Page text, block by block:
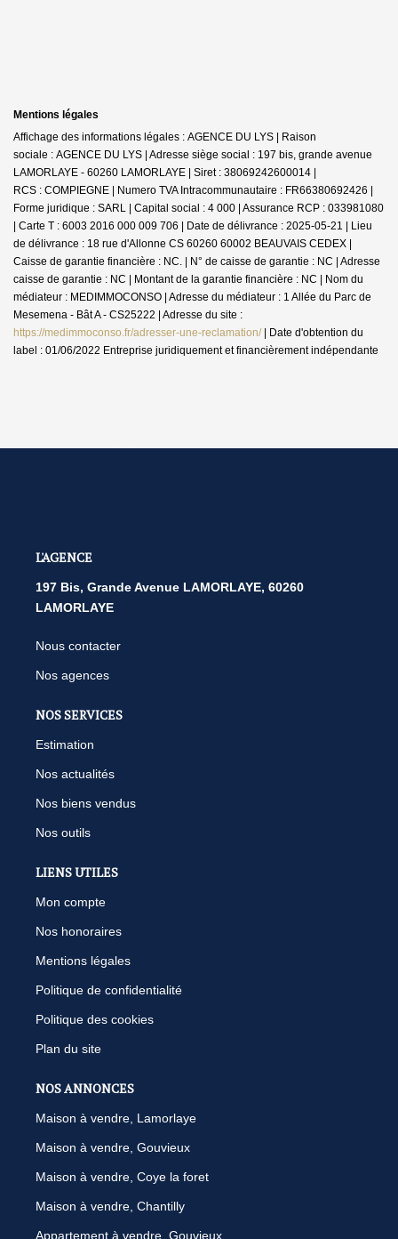
Mentions légales
Affichage des informations légales : AGENCE DU LYS | Raison
sociale : AGENCE DU LYS | Adresse siège social : 197 bis, grande avenue
LAMORLAYE - 60260 LAMORLAYE | Siret : 38069242600014 |
RCS : COMPIEGNE | Numero TVA Intracommunautaire : FR66380692426 |
Forme juridique : SARL | Capital social : 4 000 | Assurance RCP : 033981080
| Carte T : 6003 2016 000 009 706 | Date de délivrance : 2025-05-21 | Lieu
de délivrance : 18 rue d'Allonne CS 60260 60002 BEAUVAIS CEDEX |
Caisse de garantie financière : NC. | N° de caisse de garantie : NC | Adresse
caisse de garantie : NC | Montant de la garantie financière : NC | Nom du
médiateur : MEDIMMOCONSO | Adresse du médiateur : 1 Allée du Parc de
Mesemena - Bât A - CS25222 | Adresse du site :
https://medimmoconso.fr/adresser-une-reclamation/| Date d'obtention du
label : 01/06/2022 Entreprise juridiquement et financièrement indépendante
L'AGENCE
197 Bis, Grande Avenue LAMORLAYE, 60260
LAMORLAYE
Nous contacter
Nos agences
NOS SERVICES
Estimation
Nos actualités
Nos biens vendus
Nos outils
LIENS UTILES
Mon compte
Nos honoraires
Mentions légales
Politique de confidentialité
Politique des cookies
Plan du site
NOS ANNONCES
Maison à vendre, Lamorlaye
Maison à vendre, Gouvieux
Maison à vendre, Coye la foret
Maison à vendre, Chantilly
Appartement à vendre, Gouvieux